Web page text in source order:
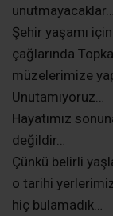
öğrencileri de
fırsatı
Ve…
Uzun yıllar
sayacak ve
Ama bugün o
adına
Deren’de büyük
fazlasıyla hak